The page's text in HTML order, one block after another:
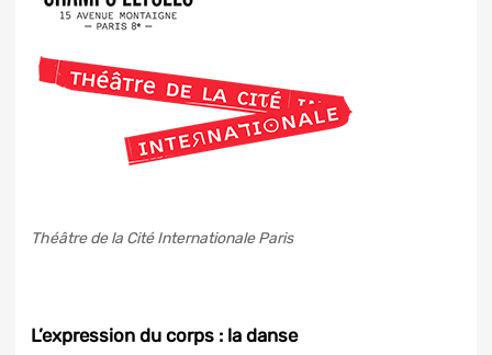
Théâtre de la Cité Internationale Paris
L’expression du corps : la danse